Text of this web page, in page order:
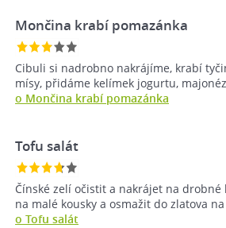
Mončina krabí pomazánka
Cibuli si nadrobno nakrájíme, krabí
mísy, přidáme kelímek jogurtu,
o Mončina krabí pomazánka
Tofu salát
Čínské zelí očistit a nakrájet na drobné
na malé kousky a osmažit do zlatova
o Tofu salát